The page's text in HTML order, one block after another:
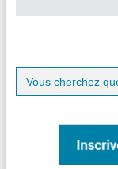
Search
for: